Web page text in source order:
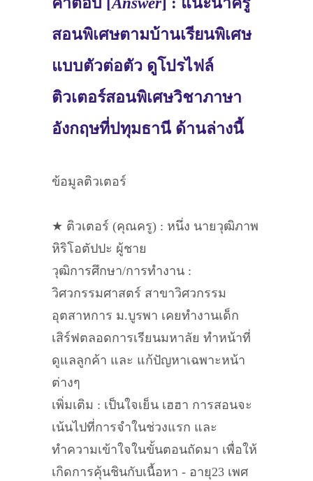
สอนพิเศษตามบ้านเรียนพิเศษ
แบบตัวต่อตัว ดูโปรไฟล์
ติวเตอร์สอนพิเศษวิชาภาษา
อังกฤษที่ปทุมธานี ด้านล่างนี้
ข้อมูลติวเตอร์
★ ติวเตอร์ (คุณครู) : หนึ่ง นายวุฒิภาพ
หิริโอตัปปะ ผู้ชาย
วุฒิการศึกษา/การทำงาน :
วิศวกรรมศาสตร์ สาขาวิศวกรรม
อุตสาหการ ม.บูรพา เคยทำงานเด็ก
เสิร์ฟตลอดการเรียนมหาลัย ทำหน้าที่
ดูแลลูกค้า และ แก้ปัญหาเฉพาะหน้า
ต่างๆ
เพิ่มเติม : เป็นใจเย็น เฮฮา การสอนจะ
เน้นไปที่การจำในช่วงแรก และ
ทำความเข้าใจในขั้นตอนถัดมา เพื่อให้
เกิดการคุ้นชินกับเนื้อหา - อายุ23 เพศ